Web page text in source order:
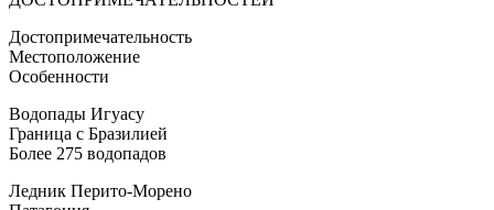
Достопримечательность
Местоположение
Особенности
Водопады Игуасу
Граница с Бразилией
Более 275 водопадов
Ледник Перито-Морено